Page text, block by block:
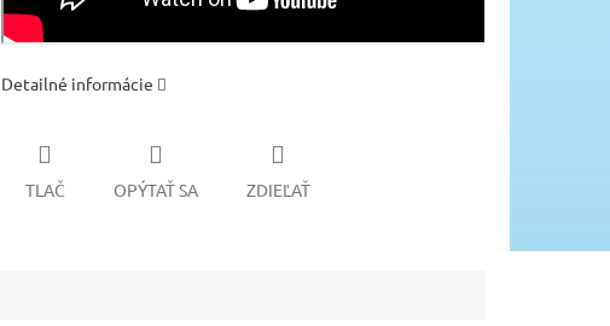
Detailné informácie
TLAČ OPÝTAŤ SA ZDIEĽAŤ